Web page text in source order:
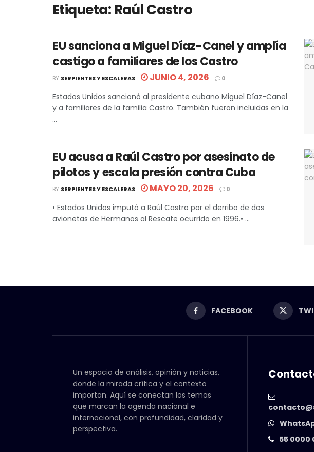
Etiqueta: Raúl Castro
EU sanciona a Miguel Díaz-Canel y amplía
castigo a familiares de los Castro
BY SERPIENTES Y ESCALERAS JUNIO 4, 2026 0
Estados Unidos sancionó al presidente cubano Miguel Díaz-Canel
y a familiares de la familia Castro. También fueron incluidas en la
...
EU acusa a Raúl Castro por asesinato de
pilotos y escala presión contra Cuba
BY SERPIENTES Y ESCALERAS MAYO 20, 2026 0
• Estados Unidos imputó a Raúl Castro por el derribo de dos
avionetas de Hermanos al Rescate ocurrido en 1996.• ...
FACEBOOK
Un espacio de análisis, opinión y noticias,
donde la mirada crítica y el contexto
importan. Aquí se conectan los temas
que marcan la agenda nacional e
internacional, con profundidad, claridad y
perspectiva.
55 0000